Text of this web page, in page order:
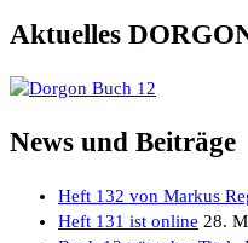
Aktuelles
News und Beiträge
Heft 132 von Markus
Heft 131 ist online 28.